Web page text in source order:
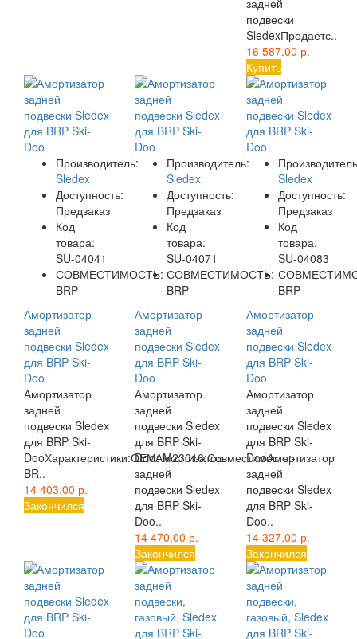
подвески
SledexПродаётс..
16 587.00 р.
Купить
Производитель:
Sledex
Доступность:
Предзаказ
Код
товара:
SU-04041
СОВМЕСТИМОСТЬ:
BRP
Амортизатор
задней
подвески Sledex
для BRP Ski-
Doo
Амортизатор
задней
подвески Sledex
для BRP Ski-
DooХарактеристики:ОЕМ: M23016;Совместимость:-
BR..
14 403.00 р.
Закончился
Производитель:
Sledex
Доступность:
Предзаказ
Код
товара:
SU-04071
СОВМЕСТИМОСТЬ:
BRP
Амортизатор
задней
подвески Sledex
для BRP Ski-
Doo
Амортизатор
задней
подвески Sledex
для BRP Ski-
DooАмортизатор
задней
подвески Sledex
для BRP Ski-
Doo..
14 470.00 р.
Закончился
Sledex
Доступность:
Предзаказ
Код
товара:
SU-04083
BRP
Амортизатор
задней
подвески Sledex
для BRP Ski-
Doo
Амортизатор
задней
подвески Sledex
для BRP Ski-
DooАмортизатор
задней
подвески Sledex
для BRP Ski-
Doo..
14 327.00 р.
Закончился